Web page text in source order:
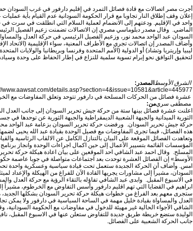
أجرت مصر اتصالات مع قادة فصائل التمرد في إقليم دارفور في غرب السودان
إعلان وقف إطلاق النار تجاوبا مع قرار الحكومة السودانية عدم القيام بأية
الماضي. وقال مصدر دبلوماسي مصري إن الاتصالات تضمنت زعيم الفصيل
السودان عبد الواحد محمد نور، وزعيم الفصيل الرئيسي في حركة العدل
وأضاف المصدر إن اتصالات تجري مع الأطراف المعنية، سواء الإقليمية (الاتحاد
ليبيا وإريتريا وتشاد) أو الدولية (الأمم المتحدة وفرنسا وبريطانيا والولايات
لتحقيق التوافق نحو إبرام تسوية سلمية للنزاع في إطار الحفاظ على وحدة
المصدر: الشرق الأوسط
www.aawsat.com/details.asp?section=4&issue=10581&article=445977
عشرة فصائل من الحركات المسلحة في دارفور تتوحد وتعلق المفاوضات مع
من:مصطفى سري
اعلنت عشرة فصائل بينها ستة من حركة جيش تحرير السودان إلى جانب العدل
الثورية الميدانية والجبهة الشعبية الديمقراطية والجبهة الثورية عن توحدها
حركة جيش تحرير السودان. ورفضت حركة تحرير السودان بزعامة عبد الواحد
هذه الفصائل، فيما تجرى المفاوضات مع فصيل الوحدة بقيادة عبد الله يحيى
وتعاهدت الفصائل الموقعة على البيان بالتنازل الكامل عن الالقاب الرئاسية
المؤسسات القائمة بتسيير الأعمال إلى حين اكمال اجراءات الوحدة وانجاز برنامج
المسلح. وقال احمد عبد الشافي احد الموقعين على بيان اعادة هيكلة حركة
الأوسط» إن الفصائل العشرة توحدت بعد اجتماعات متواصلة في جوبا عاصمة
امس. وأضاف أن الحركة الجديدة ستعمل تحت قيادة سياسية وعسكرية واحدة
السودان، مشيراً إلى مشاورات يجريها القادة الآن للفراغ من الهيكلة والإعداد
في الاسبوع المقبل. وابدى عبد الشافي تفاؤله بالتقاء الرؤية مع حركة العدل
ابراهيم في القضايا التي تهم اقليم دارفور وأسس التفاوض مع الخرطوم، مشيراً
ستجرى معهم بعد الفراغ من خطوات هيكلة حركة تحرير السودان بشكلها الجديد،
العدل والمساواة بقيادة خليل مهمة في الساحة السياسية في دارفور ولا يمكن
الشافي الأجواء الحالية غير مهيئة للدخول في مفاوضات مع الحكومة السودانية،
الوليدة ستضع خريطة طريق جديدة للتفاوض ستعلن عنها في الاسبوع المقبل،
جانب الحركة الشعبية على الفصائل.